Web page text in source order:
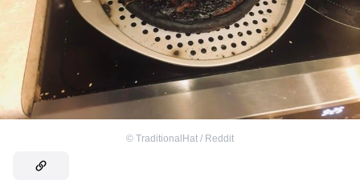
© TraditionalHat / Reddit